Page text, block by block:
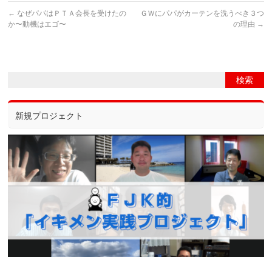
← なぜパパはＰＴＡ会長を受けたの
か〜動機はエゴ〜
ＧＷにパパがカーテンを洗うべき３つ
の理由 →
新規プロジェクト